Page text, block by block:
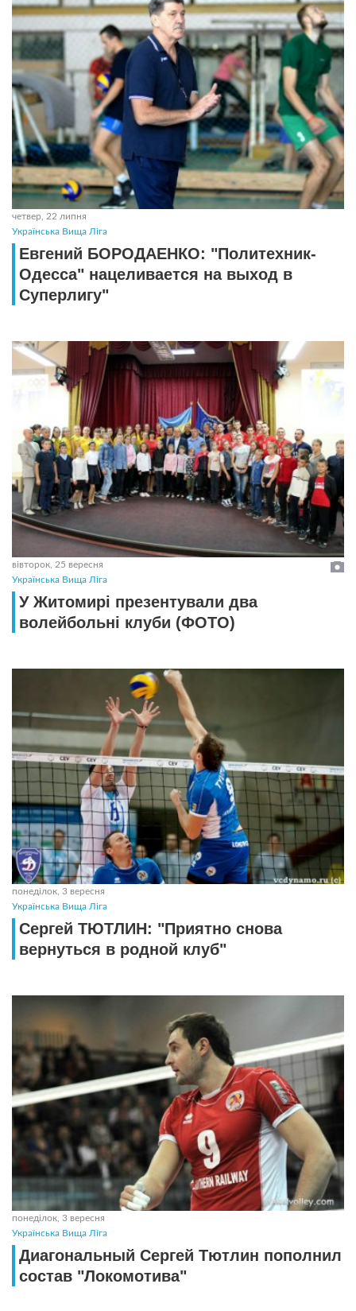
четвер, 22 липня
Українська Вища Ліга
Евгений БОРОДАЕНКО: "Политехник-
Одесса" нацеливается на выход в
Суперлигу"
вівторок, 25 вересня
Українська Вища Ліга
У Житомирі презентували два
волейбольні клуби (ФОТО)
понеділок, 3 вересня
Українська Вища Ліга
Сергей ТЮТЛИН: "Приятно снова
вернуться в родной клуб"
понеділок, 3 вересня
Українська Вища Ліга
Диагональный Сергей Тютлин пополнил
состав "Локомотива"